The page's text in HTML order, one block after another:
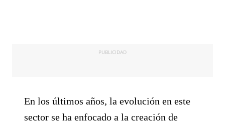
PUBLICIDAD
En los últimos años, la evolución en este
sector se ha enfocado a la creación de